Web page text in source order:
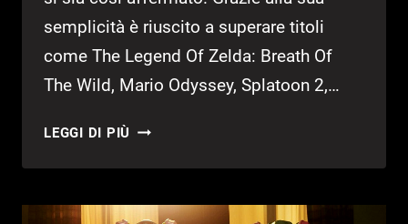
semplicità è riuscito a superare titoli
come The Legend Of Zelda: Breath Of
The Wild, Mario Odyssey, Splatoon 2,…
LEGGI DI PIÙ FORTINTE
SWITCH